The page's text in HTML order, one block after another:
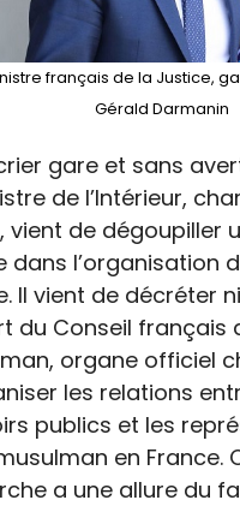
français de la Justice,
Gérald Darmanin
gare et sans
de l’Intérieur,
vient de dégoupiller
dans l’organisation
Il vient de décréter
du Conseil français
organe officiel
les relations
publics et les
en France.
a une allure du